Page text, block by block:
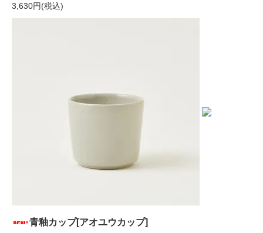
3,630円(税込)
青釉カップ[アオユウカップ]